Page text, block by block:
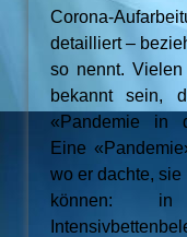
Corona-
detailliert –
so nennt.
bekannt sein,
«Pandemie in
Eine
wo er dachte,
können: in